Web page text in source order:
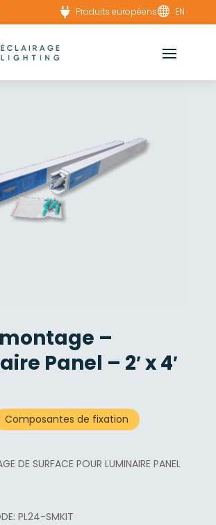
 Produits européens EN
–
Panel – 2′ x 4′
Composantes de fixation
DE SURFACE POUR LUMINAIRE PANEL
PL24-SMKIT